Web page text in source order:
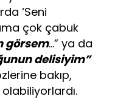
‘Seni
çok çabuk
görsem…” ya da
delisiyim”
bakıp,